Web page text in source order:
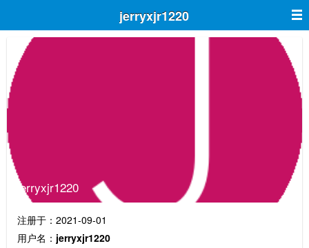
jerryxjr1220
jerryxjr1220
注册于：2021-09-01
用户名： jerryxjr1220